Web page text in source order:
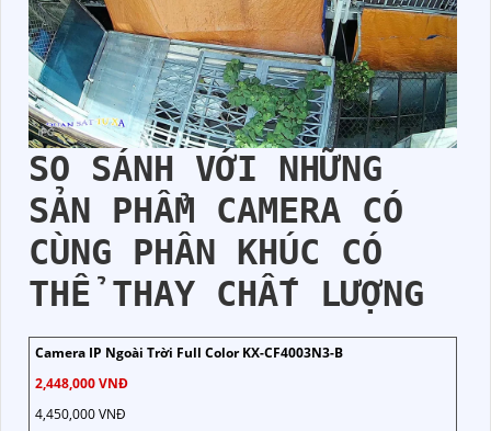
SO SÁNH VỚI NHỮNG
SẢN PHẨM CAMERA CÓ
CÙNG PHÂN KHÚC CÓ
THỂ THAY CHẤT LƯỢNG
Camera IP Ngoài Trời Full Color KX-CF4003N3-B
2,448,000 VNĐ
4,450,000 VNĐ